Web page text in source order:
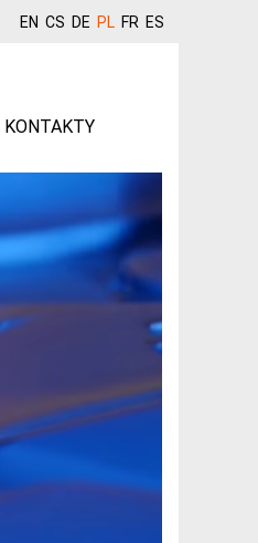
EN CS DE PL FR ES
KONTAKTY